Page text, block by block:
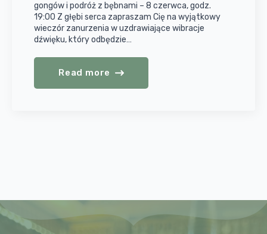
gongów i podróż z bębnami – 8 czerwca, godz.
19:00 Z głębi serca zapraszam Cię na wyjątkowy
wieczór zanurzenia w uzdrawiające wibracje
dźwięku, który odbędzie…
Read more